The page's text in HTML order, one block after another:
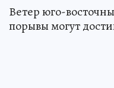
Ветер юго-
порывы могут